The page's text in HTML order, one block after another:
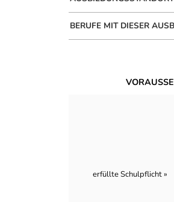
BERUFE MIT DIESER
erfüllte Schulpflicht »